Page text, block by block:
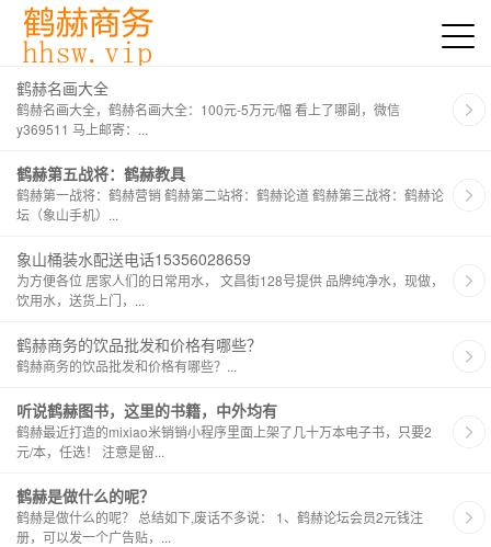
鹤赫名画大全
鹤赫名画大全，鹤赫名画大全：100元-5万元/幅 看上了哪副，微信
y369511 马上邮寄：...
鹤赫第五战将：鹤赫教具
鹤赫第一战将：鹤赫营销 鹤赫第二站将：鹤赫论道 鹤赫第三战将：鹤赫论
坛（象山手机）...
象山桶装水配送电话15356028659
为方便各位 居家人们的日常用水， 文昌街128号提供 品牌纯净水，现做，
饮用水，送货上门，...
鹤赫商务的饮品批发和价格有哪些？
鹤赫商务的饮品批发和价格有哪些？...
听说鹤赫图书，这里的书籍，中外均有
鹤赫最近打造的mixiao米销销小程序里面上架了几十万本电子书，只要2
元/本，任选！ 注意是留...
鹤赫是做什么的呢？
鹤赫是做什么的呢？ 总结如下,废话不多说： 1、鹤赫论坛会员2元钱注
册，可以发一个广告贴，...